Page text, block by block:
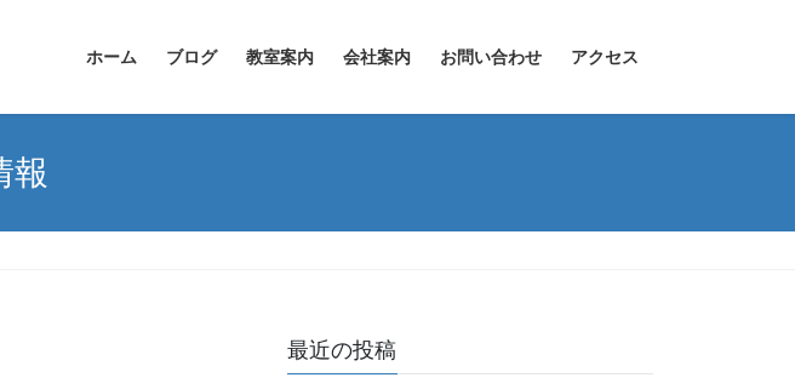
ホーム ブログ 教室案内 会社案内 お問い合わせ アクセス
報
最近の投稿